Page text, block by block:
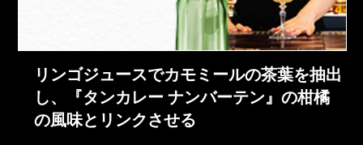
リンゴジュースでカモミールの茶葉を抽出
し、『タンカレー ナンバーテン』の柑橘
の風味とリンクさせる